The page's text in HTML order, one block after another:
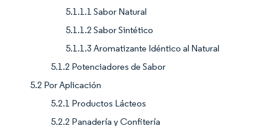
5.1.1.1 Sabor Natural
5.1.1.2 Sabor Sintético
5.1.1.3 Aromatizante Idéntico al Natural
5.1.2 Potenciadores de Sabor
5.2 Por Aplicación
5.2.1 Productos Lácteos
5.2.2 Panadería y Confitería